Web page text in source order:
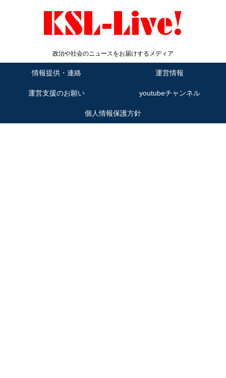
政治や社会のニュースをお届けするメディア
情報提供・連絡 運営情報
運営支援のお願い youtubeチャンネル
個人情報保護方針